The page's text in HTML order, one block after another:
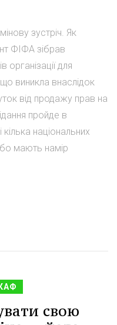
зустріч. Як
ФІФА зібрав
організації для
виникла внаслідок
від продажу прав на
пройде в
національних
мають намір
свою